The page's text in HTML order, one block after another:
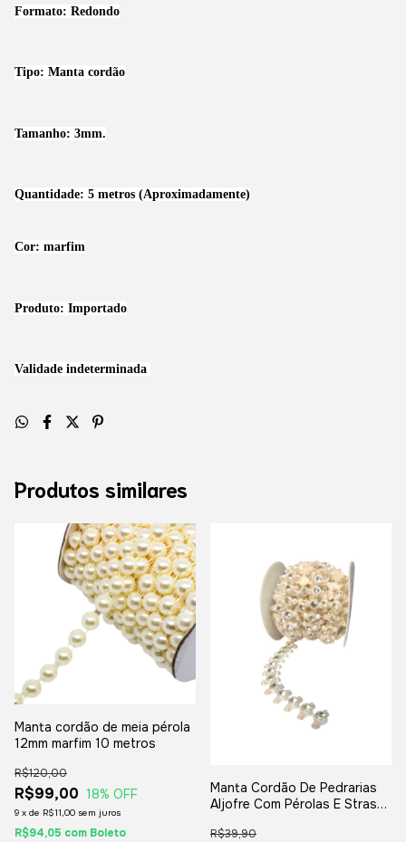
Formato: Redondo
Tipo: Manta cordão
Tamanho: 3mm.
Quantidade: 5 metros (Aproximadamente)
Cor: marfim
Produto: Importado
Validade indeterminada
Produtos similares
Manta cordão de meia pérola
12mm marfim 10 metros
R$99,00
R$120,00
18% OFF
9 x de R$11,00 sem juros
R$94,05 com Boleto
Manta Cordão De Pedrarias
Aljofre Com Pérolas E Strass
R$39,90